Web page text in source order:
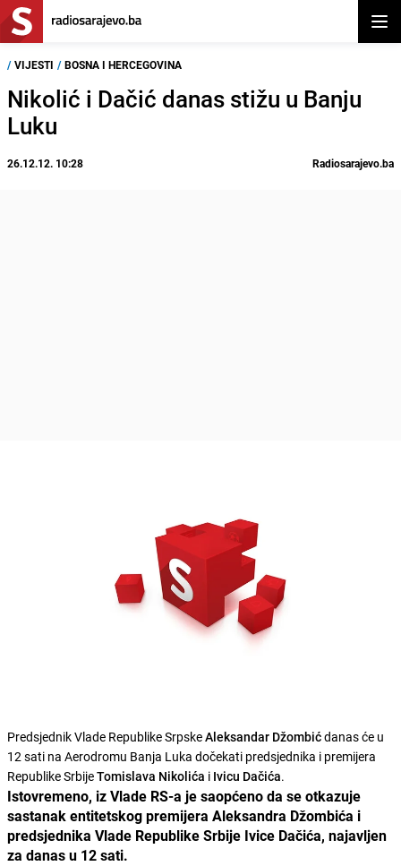
/ VIJESTI / BOSNA I HERCEGOVINA
Nikolić i Dačić danas stižu u Banju
Luku
26.12.12. 10:28 Radiosarajevo.ba
Predsjednik Vlade Republike SrpskeAleksandar Džombićdanas će u
12 sati na Aerodromu Banja Luka dočekati predsjednika i premijera
Republike SrbijeTomislava Nikolića i Ivicu Dačića.
Istovremeno, iz Vlade RS-a je saopćeno da se otkazuje
sastanak entitetskog premijera Aleksandra Džombića i
predsjednika Vlade Republike Srbije Ivice Dačića, najavljen
za danas u 12 sati.